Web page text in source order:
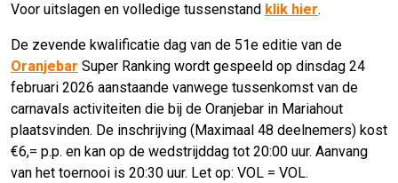
Voor uitslagen en volledige tussenstand klik hier.
De zevende kwalificatie dag van de 51e editie van de
Oranjebar Super Ranking wordt gespeeld op dinsdag 24
februari 2026 aanstaande vanwege tussenkomst van de
carnavals activiteiten die bij de Oranjebar in Mariahout
plaatsvinden. De inschrijving (Maximaal 48 deelnemers) kost
€6,= p.p. en kan op de wedstrijddag tot 20:00 uur. Aanvang
van het toernooi is 20:30 uur. Let op: VOL = VOL.